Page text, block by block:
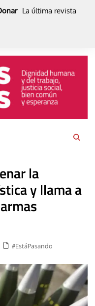
La última revista
la
y llama a
#EstáPasando